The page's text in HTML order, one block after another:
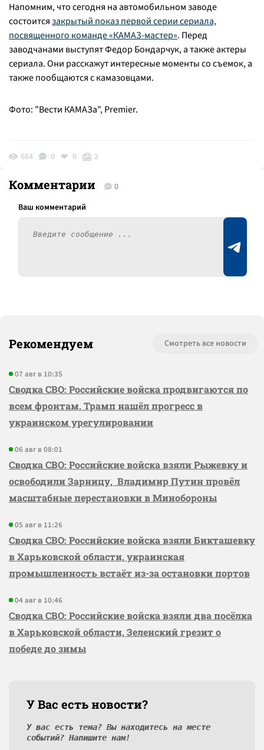
Напомним, что сегодня на автомобильном заводе
состоитсязакрытый показ первой серии сериала,
посвященного команде «КАМАЗ-мастер». Перед
заводчанами выступят Федор Бондарчук, а также актеры
сериала. Они расскажут интересные моменты со съемок, а
также пообщаются с камазовцами.
Фото: "Вести КАМАЗа", Premier.
664 0 0 2
Комментарии 0
Рекомендуем Смотреть все новости
07 авг в 10:35
Сводка СВО: Российские войска продвигаются по
всем фронтам, Трамп нашёл прогресс в
украинском урегулировании
06 авг в 08:01
Сводка СВО: Российские войска взяли Рыжевку и
освободили Зарницу, Владимир Путин провёл
масштабные перестановки в Минобороны
05 авг в 11:26
Сводка СВО: Российские войска взяли Бикташевку
в Харьковской области, украинская
промышленность встаёт из-за остановки портов
04 авг в 10:46
Сводка СВО: Российские войска взяли два посёлка
в Харьковской области, Зеленский грезит о
победе до зимы
У Вас есть новости?
У вас есть тема? Вы находитесь на месте
событий? Напишите нам!